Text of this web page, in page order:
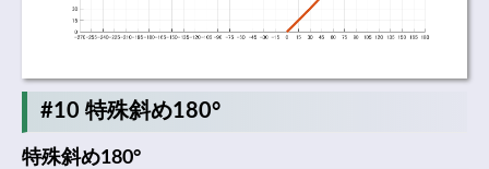
#10 特殊斜め180°
特殊斜め180°